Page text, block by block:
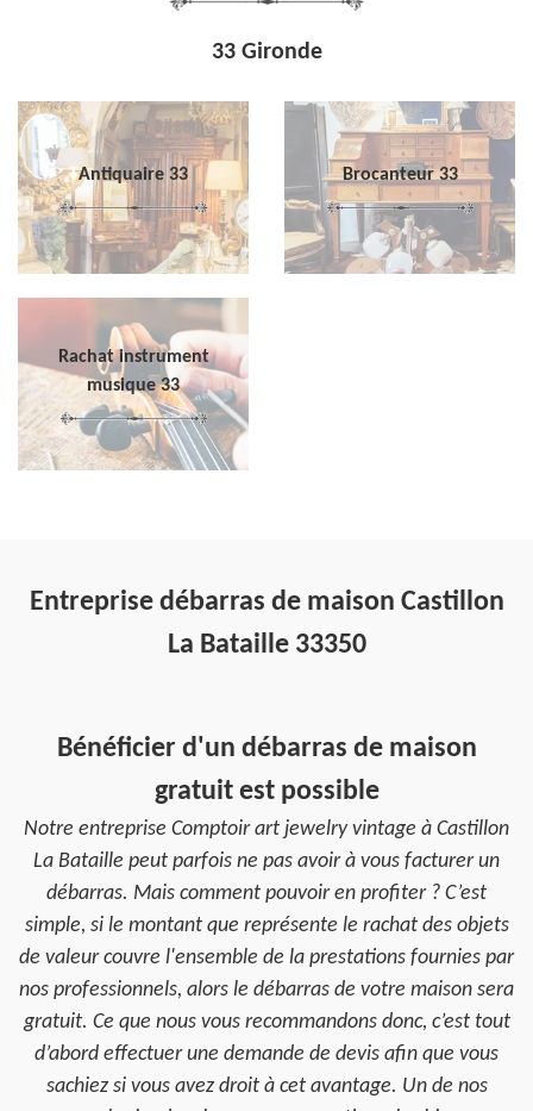
33 Gironde
Antiquaire 33 Brocanteur 33
Rachat instrument
musique 33
Entreprise débarras de maison Castillon
La Bataille 33350
Bénéficier d'un débarras de maison
gratuit est possible
Notre entreprise Comptoir art jewelry vintage à Castillon
La Bataille peut parfois ne pas avoir à vous facturer un
débarras. Mais comment pouvoir en profiter ? C’est
simple, si le montant que représente le rachat des objets
de valeur couvre l'ensemble de la prestations fournies par
nos professionnels, alors le débarras de votre maison sera
gratuit. Ce que nous vous recommandons donc, c’est tout
d’abord effectuer une demande de devis afin que vous
sachiez si vous avez droit à cet avantage. Un de nos